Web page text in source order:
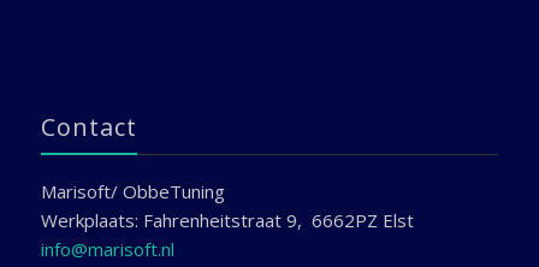
Contact
Marisoft/ ObbeTuning
Werkplaats: Fahrenheitstraat 9, 6662PZ Elst
info@marisoft.nl